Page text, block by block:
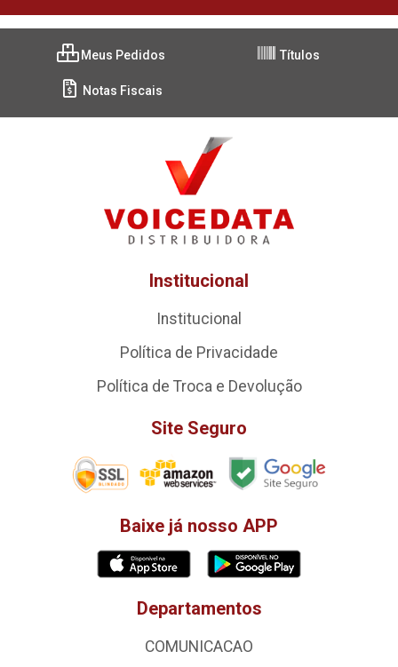
Meus Pedidos Títulos
Notas Fiscais
Institucional
Institucional
Política de Privacidade
Política de Troca e Devolução
Site Seguro
Baixe já nosso APP
Departamentos
COMUNICACAO